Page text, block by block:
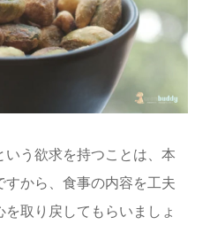
う欲求を持つことは、本
から、食事の内容を工夫
取り戻してもらいましょ